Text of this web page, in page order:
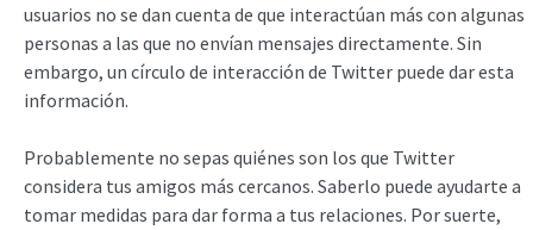
usuarios no se dan cuenta de que interactúan más con algunas
personas a las que no envían mensajes directamente. Sin
embargo, un círculo de interacción de Twitter puede dar esta
información.
Probablemente no sepas quiénes son los que Twitter
considera tus amigos más cercanos. Saberlo puede ayudarte a
tomar medidas para dar forma a tus relaciones. Por suerte,